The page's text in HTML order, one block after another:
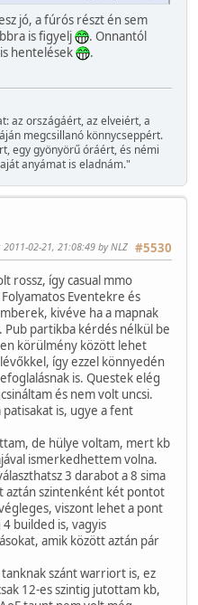
jó, a fúrós részt én sem
is figyelj
. Onnantól
hentelések
.
az országáért, az elveiért, a
megcsillanó könnycseppért.
egy gyönyörű óráért, és némi
anyámat is eladnám."
#5530
: 2011-02-21, 21:08:49 by NLZ
rossz, így casual mmo
Eventekre és
kivéve ha a mapnak
partikba kérdés nélkül be
körülmény között lehet
így ezzel könnyedén
is. Questek elég
és nem volt uncsi.
is, ugye a fent
de hülye voltam, mert kb
ismerkedhettem volna.
3 darabot a 8 sima
aztán szintenként két pontot
viszont lehet a pont
builded is, vagyis
amik között aztán pár
szánt warriort is, ez
12-es szintig jutottam kb,